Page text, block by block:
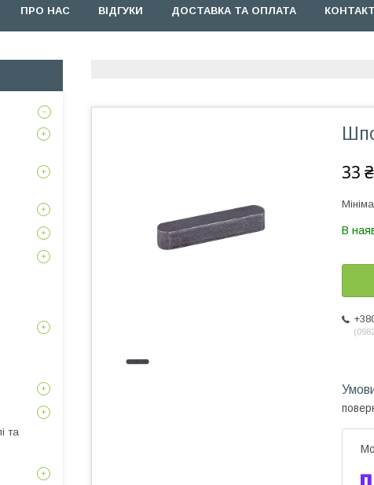
ПРО НАС ВІДГУКИ ДОСТАВКА ТА ОПЛАТА
33 ₴
В
та